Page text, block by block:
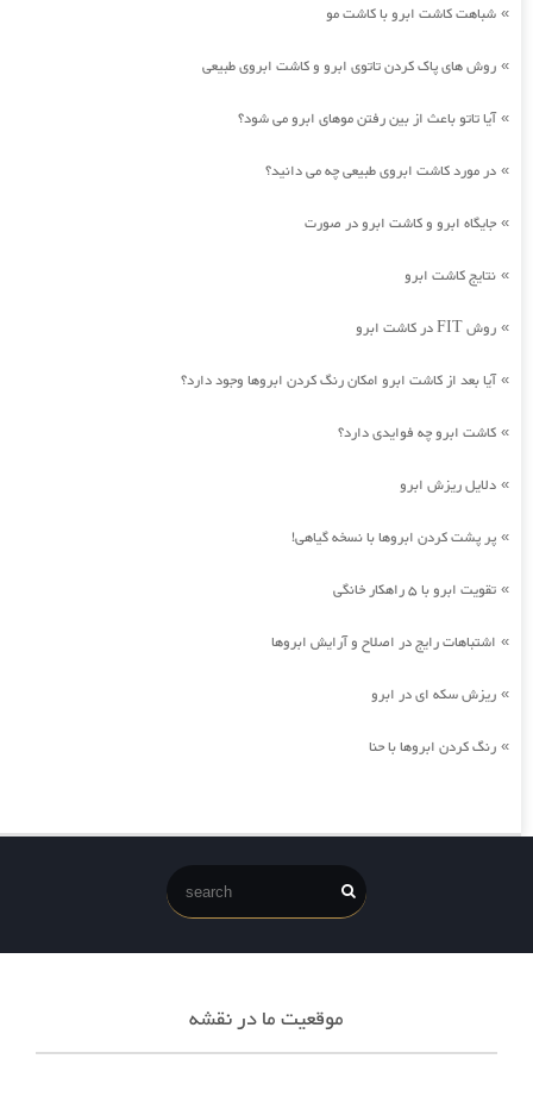
» شباهت کاشت ابرو با کاشت مو
» روش های پاک کردن تاتوی ابرو و کاشت ابروی طبیعی
»آیا تاتو باعث از بین رفتن موهای ابرو می شود؟
» در مورد کاشت ابروی طبیعی چه می دانید؟
» جایگاه ابرو و کاشت ابرو در صورت
» نتایج کاشت ابرو
» روش FIT در کاشت ابرو
»آیا بعد از کاشت ابرو امکان رنگ کردن ابروها وجود دارد؟
» کاشت ابرو چه فوایدی دارد؟
» دلایل ریزش ابرو
» پر پشت کردن ابروها با نسخه گیاهی!
» تقویت ابرو با 5 راهکار خانگی
» اشتباهات رایج در اصلاح و آرایش ابروها
» ریزش سکه ای در ابرو
» رنگ کردن ابروها با حنا
موقعیت ما در نقشه